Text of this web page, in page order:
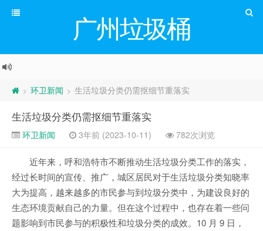
广州垃圾桶
> 环卫新闻 > 生活垃圾分类仍需抠细节重落实
生活垃圾分类仍需抠细节重落实
环卫新闻 3年前 (2023-10-11) 782次浏览
近年来，呼和浩特市不断推动生活垃圾分类工作的落实，
经过长时间的宣传、推广，城区居民对于生活垃圾分类知晓率
大为提高，越来越多的市民参与到垃圾分类中，为建设良好的
生态环境贡献自己的力量。但在这个过程中，也存在着一些问
题影响到市民参与的积极性和垃圾分类的成效。10 月 9 日，